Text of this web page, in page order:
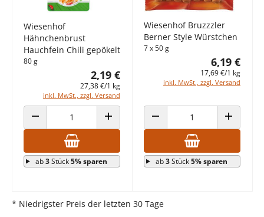
Wiesenhof
Hähnchenbrust
Hauchfein Chili gepökelt
80 g
2,19 €
27,38 €/1 kg
inkl. MwSt., zzgl. Versand
ANZAHL VERRINGERN ANZAHL ERHÖHEN
ab3Stück5% sparen
Wiesenhof Bruzzzler
Berner Style Würstchen
7 x 50 g
6,19 €
17,69 €/1 kg
inkl. MwSt., zzgl. Versand
ANZAHL VERRINGERN ANZAHL
ab3Stück5% sparen
* Niedrigster Preis der letzten 30 Tage